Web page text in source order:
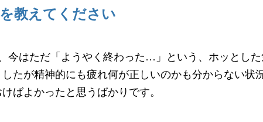
教えてください
今はただ「ようやく終わった…」という、ホッとし
たが精神的にも疲れ何が正しいのかも分からない状
ばよかったと思うばかりです。